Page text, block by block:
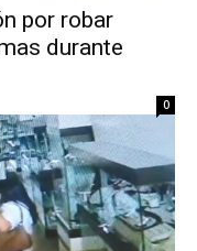
por robar
durante
0